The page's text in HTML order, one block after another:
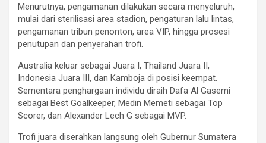
Menurutnya, pengamanan dilakukan secara menyeluruh,
mulai dari sterilisasi area stadion, pengaturan lalu lintas,
pengamanan tribun penonton, area VIP, hingga prosesi
penutupan dan penyerahan trofi.
Australia keluar sebagai Juara I, Thailand Juara II,
Indonesia Juara III, dan Kamboja di posisi keempat.
Sementara penghargaan individu diraih Dafa Al Gasemi
sebagai Best Goalkeeper, Medin Memeti sebagai Top
Scorer, dan Alexander Lech G sebagai MVP.
Trofi juara diserahkan langsung oleh Gubernur Sumatera